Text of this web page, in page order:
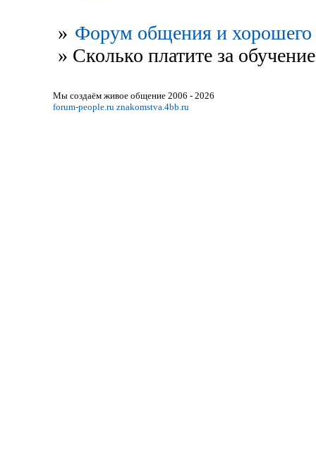
» Форум общения и хорошего
» Сколько платите за
Мы создаём живое общение 2006 - 2026
forum-people.ru znakomstva.4bb.ru